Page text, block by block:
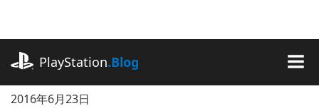
に
キ
ッ
プ
PlayStation.Blog
2016年6月23日